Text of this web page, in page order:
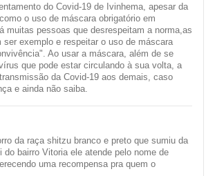
do Covid-19 de Ivinhema, apesar da
o uso de máscara obrigatório em
muitas pessoas que desrespeitam a norma,as
ser exemplo e respeitar o uso de máscara
Ao usar a máscara, além de se
que pode estar circulando à sua volta, a
da Covid-19 aos demais, caso
e ainda não saiba.
da raça shitzu branco e preto que sumiu da
do bairro Vitoria ele atende pelo nome de
uma recompensa pra quem o